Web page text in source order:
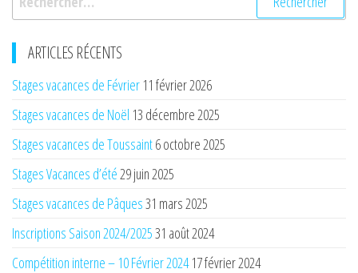
ARTICLES RÉCENTS
Stages vacances de Février 11 février 2026
Stages vacances de Noël 13 décembre 2025
Stages vacances de Toussaint6 octobre 2025
Stages Vacances d’été29 juin 2025
Stages vacances de Pâques31 mars 2025
Inscriptions Saison 2024/202531 août 2024
Compétition interne – 10 Février 2024 17 février 2024